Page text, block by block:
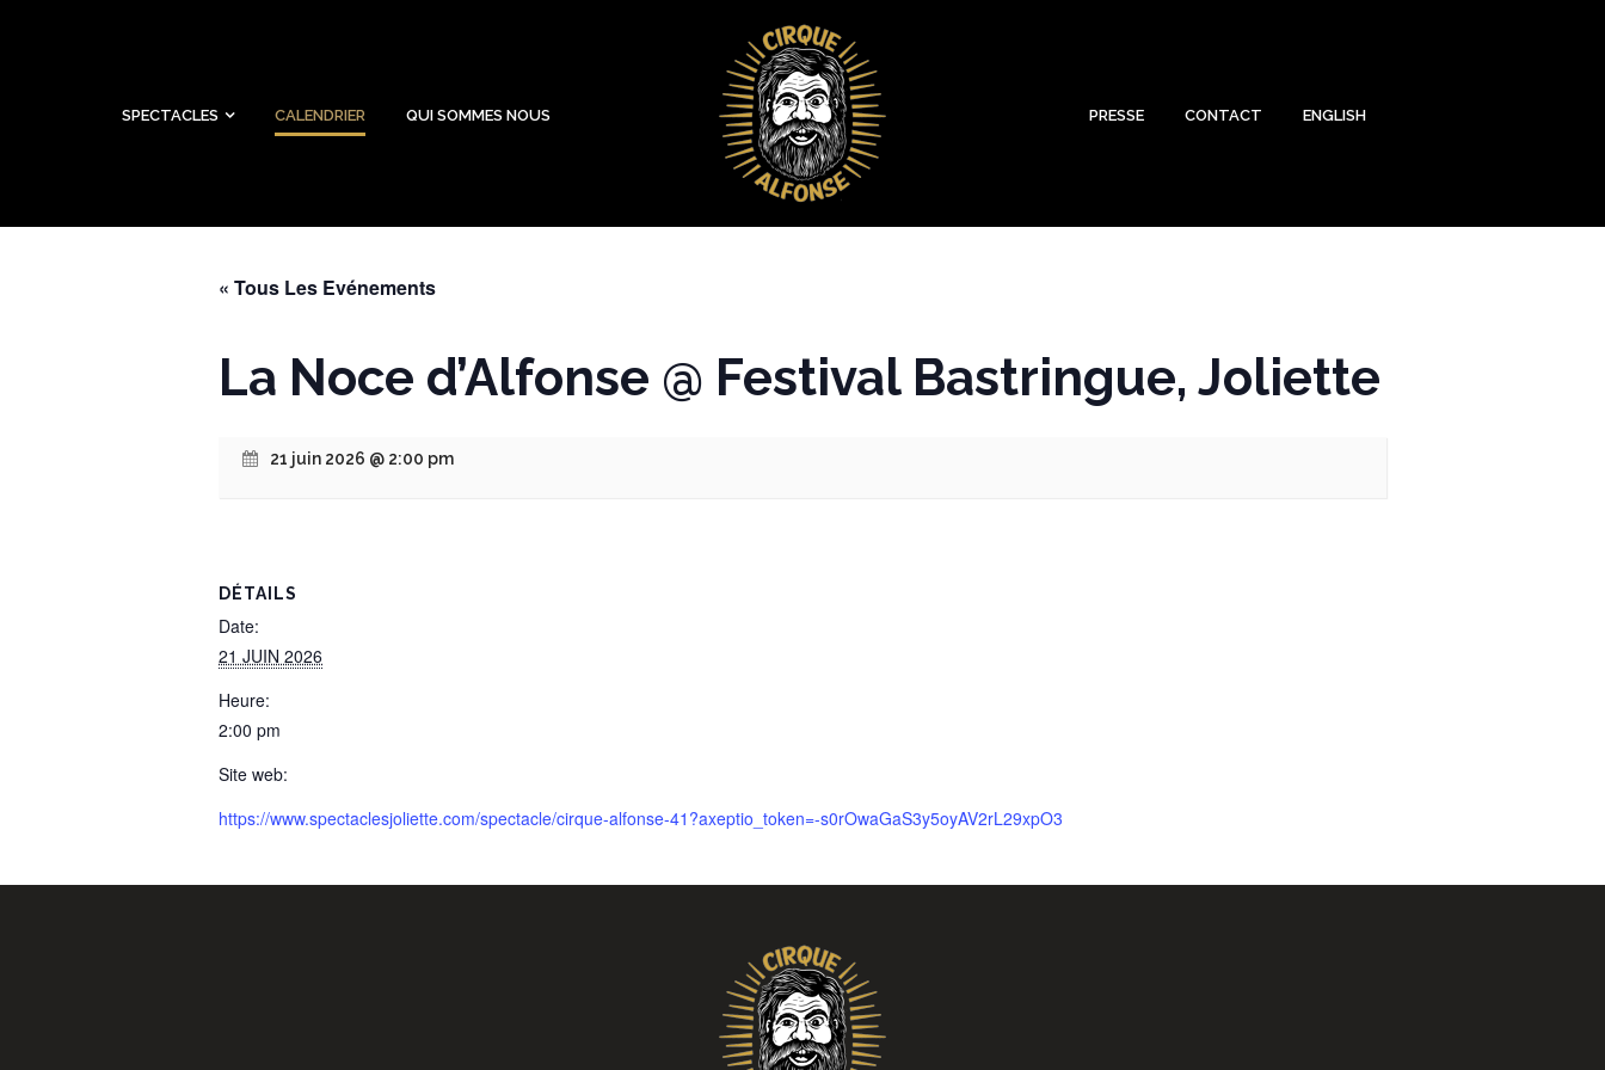
SPECTACLES CALENDRIER QUI SOMMES NOUS PRESSE CONTACT ENGLISH
« Tous Les Evénements
La Noce d’Alfonse @ Festival Bastringue, Joliette
21 juin 2026 @ 2:00 pm
DÉTAILS
Date:
21 JUIN 2026
Heure:
2:00 pm
Site web:
https://www.spectaclesjoliette.com/spectacle/cirque-alfonse-41?axeptio_token=-s0rOwaGaS3y5oyAV2rL29xpO3